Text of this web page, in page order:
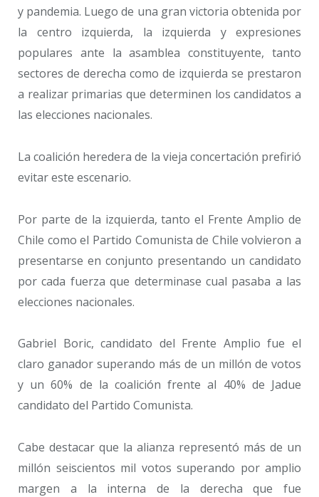
y pandemia. Luego de una gran victoria obtenida por
la centro izquierda, la izquierda y expresiones
populares ante la asamblea constituyente, tanto
sectores de derecha como de izquierda se prestaron
a realizar primarias que determinen los candidatos a
las elecciones nacionales.
La coalición heredera de la vieja concertación prefirió
evitar este escenario.
Por parte de la izquierda, tanto el Frente Amplio de
Chile como el Partido Comunista de Chile volvieron a
presentarse en conjunto presentando un candidato
por cada fuerza que determinase cual pasaba a las
elecciones nacionales.
Gabriel Boric, candidato del Frente Amplio fue el
claro ganador superando más de un millón de votos
y un 60% de la coalición frente al 40% de Jadue
candidato del Partido Comunista.
Cabe destacar que la alianza representó más de un
millón seiscientos mil votos superando por amplio
margen a la interna de la derecha que fue